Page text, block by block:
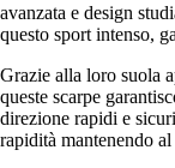
avanzata e design
questo sport intenso,
Grazie alla loro suola
queste scarpe
direzione rapidi e
rapidità mantenendo